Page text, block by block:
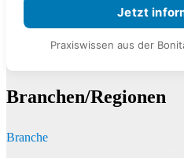
Jetzt
Praxiswissen aus der
Branchen/Regionen
Branche